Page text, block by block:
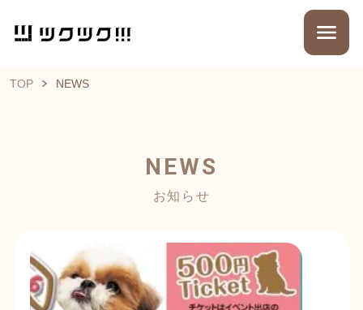
TOP NEWS
NEWS
お知らせ